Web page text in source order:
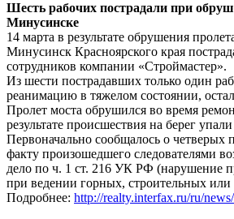
Шесть рабочих пострадали при
Минусинске
14 марта в результате обрушения
Минусинск Красноярского края
сотрудников компании «Строймастер».
Из шести пострадавших только один
реанимацию в тяжелом состоянии,
Пролет моста обрушился во время
результате происшествия на берег
Первоначально сообщалось о четверых
факту произошедшего следователями
дело по ч. 1 ст. 216 УК РФ (нарушение
при ведении горных, строительных
Подробнее: http://realty.interfax.ru/ru/